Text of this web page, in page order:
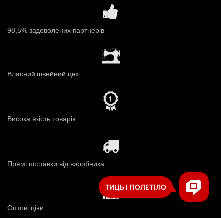
98,5% задоволених партнерів
Власний швейний цех
Висока якість товарів
Прямі поставки від виробника
Оптові ціни